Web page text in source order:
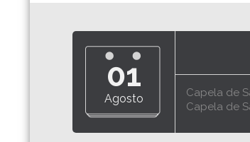
01
Agosto
Capela de
Capela de